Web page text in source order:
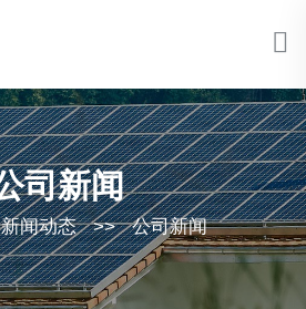
司新闻
新闻动态 >> 公司新闻